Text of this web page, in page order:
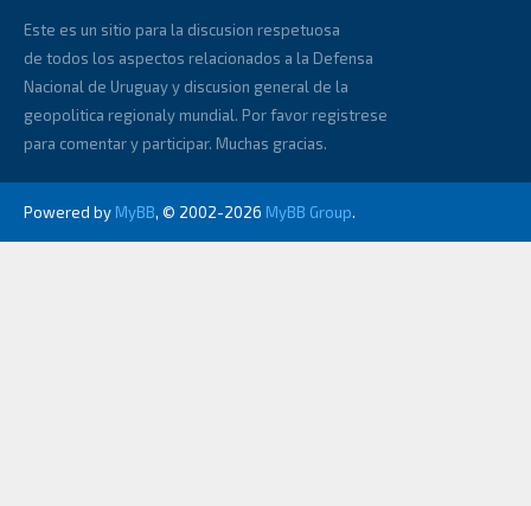
Este es un sitio para la discusion respetuosa
de todos los aspectos relacionados a la Defensa
Nacional de Uruguay y discusion general de la
geopolitica regionaly mundial. Por favor registrese
para comentar y participar. Muchas gracias.
Powered by MyBB, © 2002-2026 MyBB Group.